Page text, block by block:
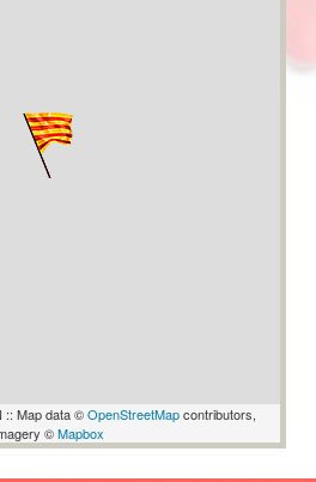
:: Map data ©OpenStreetMapcontributors,
©Mapbox